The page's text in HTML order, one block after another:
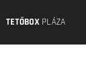
TETŐBOXPLÁZA